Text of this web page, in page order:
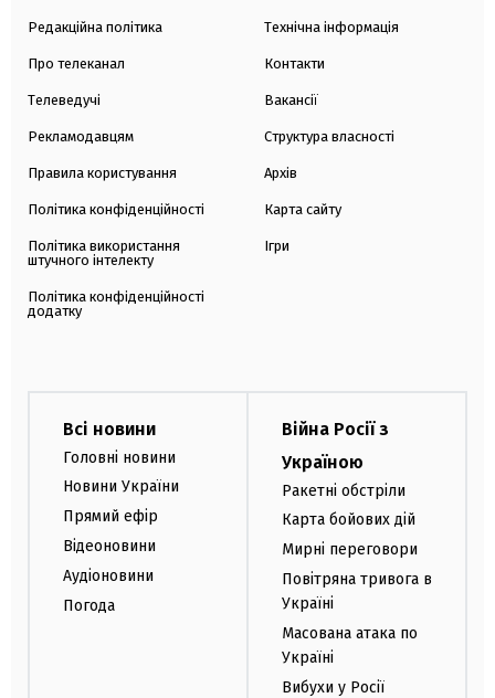
Редакційна політика
Про телеканал
Телеведучі
Рекламодавцям
Правила користування
Політика конфіденційності
Політика використання
штучного інтелекту
Політика конфіденційності
додатку
Технічна інформація
Контакти
Вакансії
Структура власності
Архів
Карта сайту
Ігри
Всі новини
Головні новини
Новини України
Прямий ефір
Відеоновини
Аудіоновини
Погода
Війна Росії з
Україною
Ракетні обстріли
Карта бойових дій
Мирні переговори
Повітряна тривога в
Україні
Масована атака по
Україні
Вибухи у Росії